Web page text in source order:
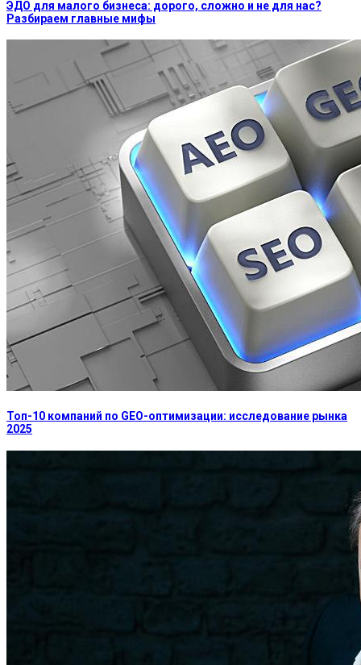
ЭДО для малого бизнеса: дорого, сложно и не для нас?
Разбираем главные мифы
Топ-10 компаний по GEO-оптимизации: исследование рынка
2025